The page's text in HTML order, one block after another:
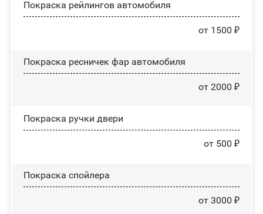
Покраска рейлингов автомобиля
от 1500 ₽
Покраска ресничек фар автомобиля
от 2000 ₽
Покраска ручки двери
от 500 ₽
Покраска спойлера
от 3000 ₽